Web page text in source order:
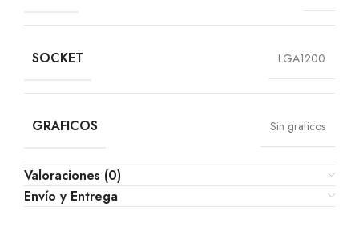
SOCKET LGA1200
GRAFICOS Sin graficos
Valoraciones (0)
Envío y Entrega